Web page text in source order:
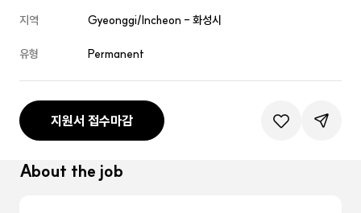
About the job
지역 Gyeonggi/Incheon - 화성시
유형 Permanent
지원서 접수마감 관심공고등록
공유하